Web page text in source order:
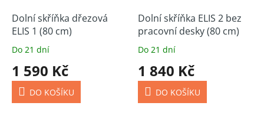
Dolní skříňka dřezová
ELIS 1 (80 cm)
Do 21 dní
1 590 Kč
DO KOŠÍKU
Dolní skříňka ELIS 2 bez
pracovní desky (80 cm)
Do 21 dní
1 840 Kč
DO KOŠÍKU